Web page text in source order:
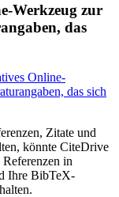
Werkzeug zur
das
Online-
das sich
Zitate und
könnte CiteDrive
in
Ihre BibTeX-